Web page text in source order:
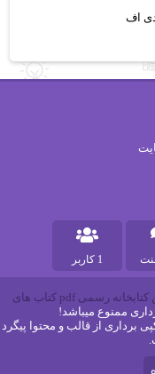
اف
1 کاربر
کتابک اولین کتابخانه رسمی pdf کتاب های
ممنوع میباشد!
کپی برداری از قالب و محتوا پیگرد